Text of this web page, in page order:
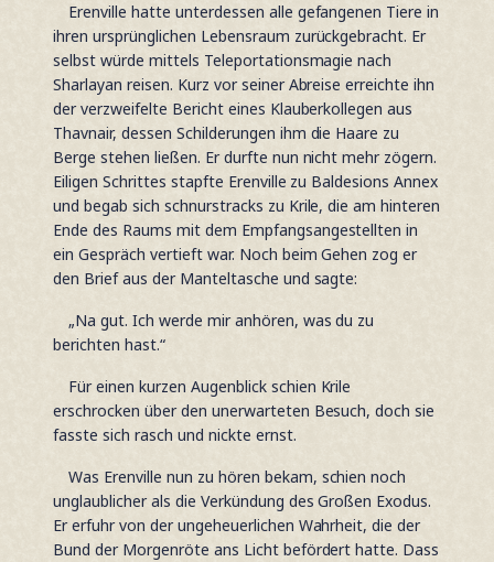
Erenville hatte unterdessen alle gefangenen Tiere in
ihren ursprünglichen Lebensraum zurückgebracht. Er
selbst würde mittels Teleportationsmagie nach
Sharlayan reisen. Kurz vor seiner Abreise erreichte ihn
der verzweifelte Bericht eines Klauberkollegen aus
Thavnair, dessen Schilderungen ihm die Haare zu
Berge stehen ließen. Er durfte nun nicht mehr zögern.
Eiligen Schrittes stapfte Erenville zu Baldesions Annex
und begab sich schnurstracks zu Krile, die am hinteren
Ende des Raums mit dem Empfangsangestellten in
ein Gespräch vertieft war. Noch beim Gehen zog er
den Brief aus der Manteltasche und sagte:
„Na gut. Ich werde mir anhören, was du zu
berichten hast.“
Für einen kurzen Augenblick schien Krile
erschrocken über den unerwarteten Besuch, doch sie
fasste sich rasch und nickte ernst.
Was Erenville nun zu hören bekam, schien noch
unglaublicher als die Verkündung des Großen Exodus.
Er erfuhr von der ungeheuerlichen Wahrheit, die der
Bund der Morgenröte ans Licht befördert hatte. Dass